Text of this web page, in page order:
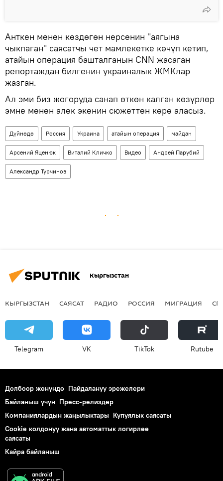
Анткен менен көздөгөн нерсенин "аягына
чыкпаган" саясатчы чет мамлекетке көчүп кетип,
атайын операция башталганын CNN жасаган
репортаждан билгенин украиналык ЖМКлар
жазган.
Ал эми биз жогоруда санап өткөн калган көзүрлөр
эмне менен алек экенин сюжеттен көрө аласыз.
Дүйнөдө Россия Украина атайын операция майдан
Арсений Яценюк Виталий Кличко Видео Андрей Парубий
Александр Турчинов
Кыргызстан
КЫРГЫЗСТАН САЯСАТ РАДИО РОССИЯ МИГРАЦИЯ
Telegram VK ТikТоk Rutube
Долбоор жөнүндө Пайдалануу эрежелери
Байланыш үчүн Пресс-релиздер
Компаниялардын жаңылыктары Купуялык саясаты
Cookie колдонуу жана автоматтык логирлөө
саясаты
Кайра байланыш